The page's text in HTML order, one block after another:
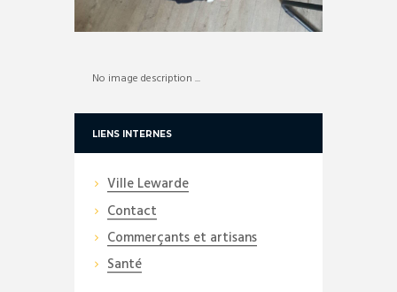
No image description ...
LIENS INTERNES
Ville Lewarde
Contact
Commerçants et artisans
Santé